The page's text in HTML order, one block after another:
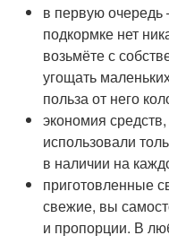
в первую очередь
подкормке нет
возьмёте с
угощать
польза от него
экономия
использовали
в наличии на
приготовленные
свежие, вы
и пропорции. В